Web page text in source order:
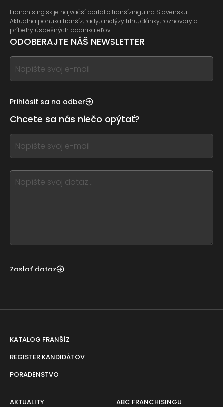
Franchising.sk je najväčší portál o franšízingu na Slovensku.
Aktuálna ponuka franšíz, rady, analýzy trhu, články, rozhovory a
príbehy úspešných podnikateľov.
ODOBERAJTE NÁŠ NEWSLETTER
If
you
this,
this
form
field
blank
Prihlásiť sa na odber
Chcete sa nás niečo opýtať?
If
you
this,
leave
Zaslať dotaz
KATALOG FRANŠÍZ
REGISTER KANDIDÁTOV
PORADENSTVO
AKTUALITY ABC FRANCHISINGU